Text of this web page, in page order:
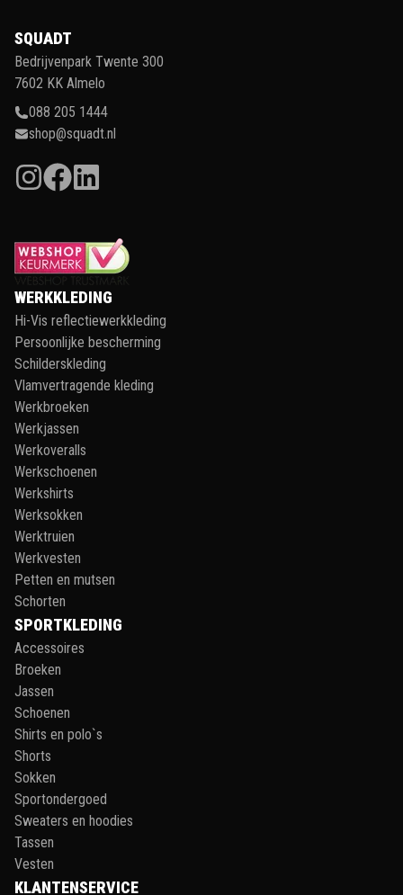
SQUADT
Bedrijvenpark Twente 300
7602 KK Almelo
088 205 1444
shop@squadt.nl
WERKKLEDING
Hi-Vis reflectiewerkkleding
Persoonlijke bescherming
Schilderskleding
Vlamvertragende kleding
Werkbroeken
Werkjassen
Werkoveralls
Werkschoenen
Werkshirts
Werksokken
Werktruien
Werkvesten
Petten en mutsen
Schorten
SPORTKLEDING
Accessoires
Broeken
Jassen
Schoenen
Shirts en polo`s
Shorts
Sokken
Sportondergoed
Sweaters en hoodies
Tassen
Vesten
KLANTENSERVICE